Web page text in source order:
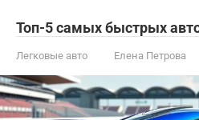
Топ-5 самых быстрых
Легковые авто Елена Петрова